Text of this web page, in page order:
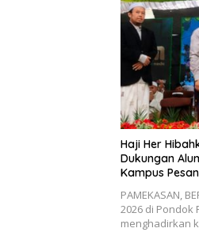
Haji Her
Dukungan
Kampus
PAMEKASAN,
2026 di
menghadirkan